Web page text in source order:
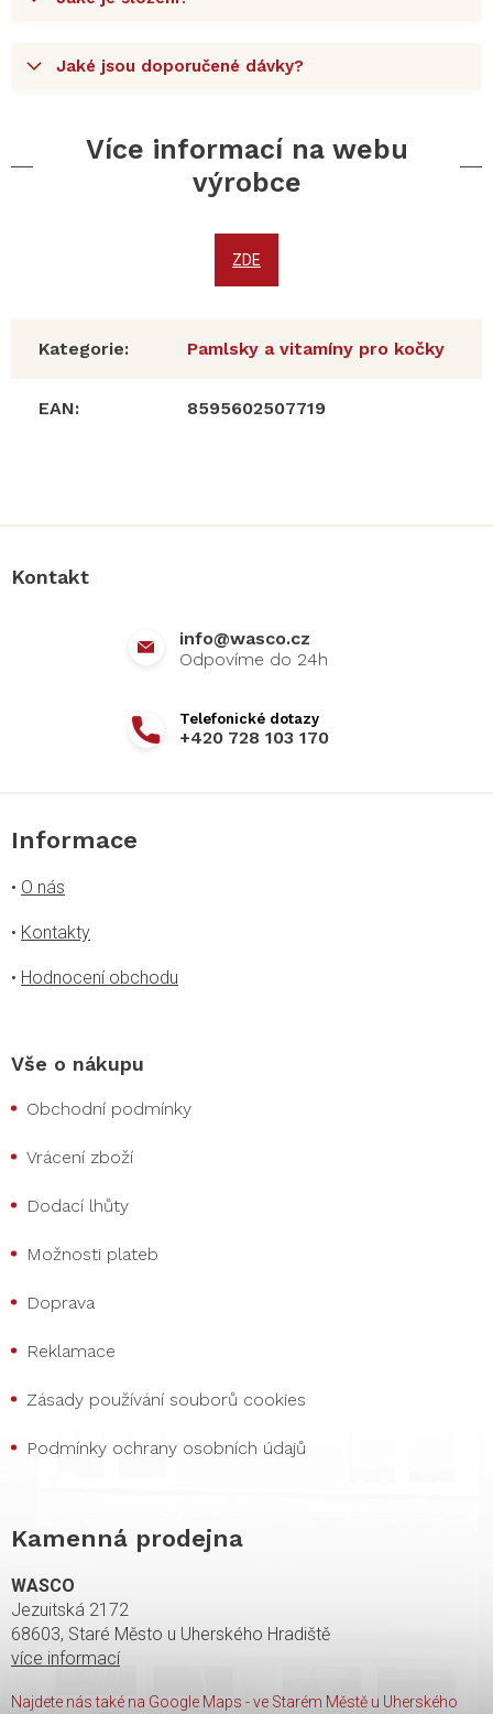
Jaké jsou doporučené dávky?
Více informací na webu
výrobce
ZDE
Kategorie: Pamlsky a vitamíny pro kočky
EAN: 8595602507719
Kontakt
info@wasco.cz
+420 728 103 170
Informace
• O nás
• Kontakty
• Hodnocení obchodu
Vše o nákupu
Obchodní podmínky
Vrácení zboží
Dodací lhůty
Možnosti plateb
Doprava
Reklamace
Zásady používání souborů cookies
Podmínky ochrany osobních údajů
Kamenná prodejna
WASCO
Jezuitská 2172
68603, Staré Město u Uherského Hradiště
více informací
Najdete nás také na Google Maps - ve Starém Městě u Uherského